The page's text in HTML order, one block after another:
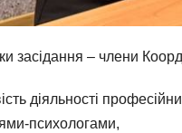
засідання – члени
діяльності
психологами,